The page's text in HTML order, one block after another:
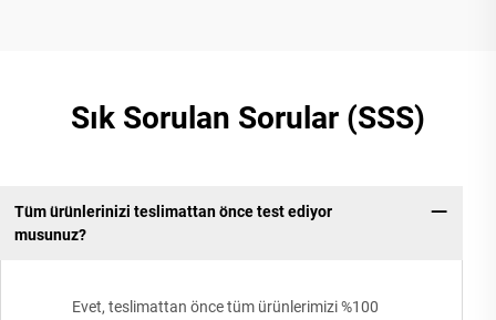
Sık Sorulan Sorular (SSS)
Tüm ürünlerinizi teslimattan önce test ediyor
musunuz?
Evet, teslimattan önce tüm ürünlerimizi %100